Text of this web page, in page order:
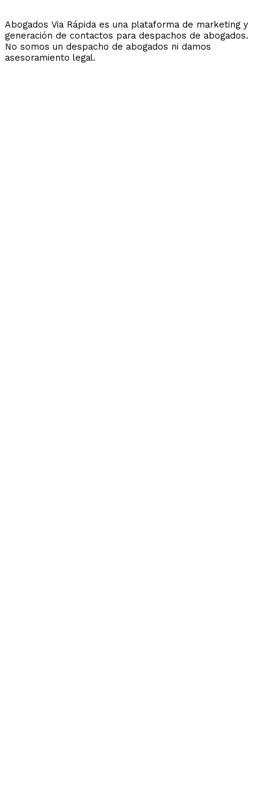
Abogados Via Rápida es una plataforma de marketing y
generación de contactos para despachos de abogados.
No somos un despacho de abogados ni damos
asesoramiento legal.